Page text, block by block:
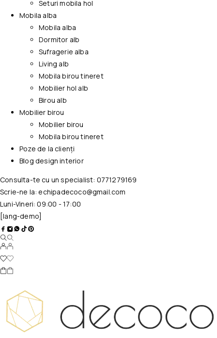
Seturi mobila hol
Mobila alba
Mobila alba
Dormitor alb
Sufragerie alba
Living alb
Mobila birou tineret
Mobilier hol alb
Birou alb
Mobilier birou
Mobilier birou
Mobila birou tineret
Poze de la clienți
Blog design interior
Consulta-te cu un specialist: 0771279169
Scrie-ne la:echipadecoco@gmail.com
Luni-Vineri: 09:00 - 17:00
[lang-demo]